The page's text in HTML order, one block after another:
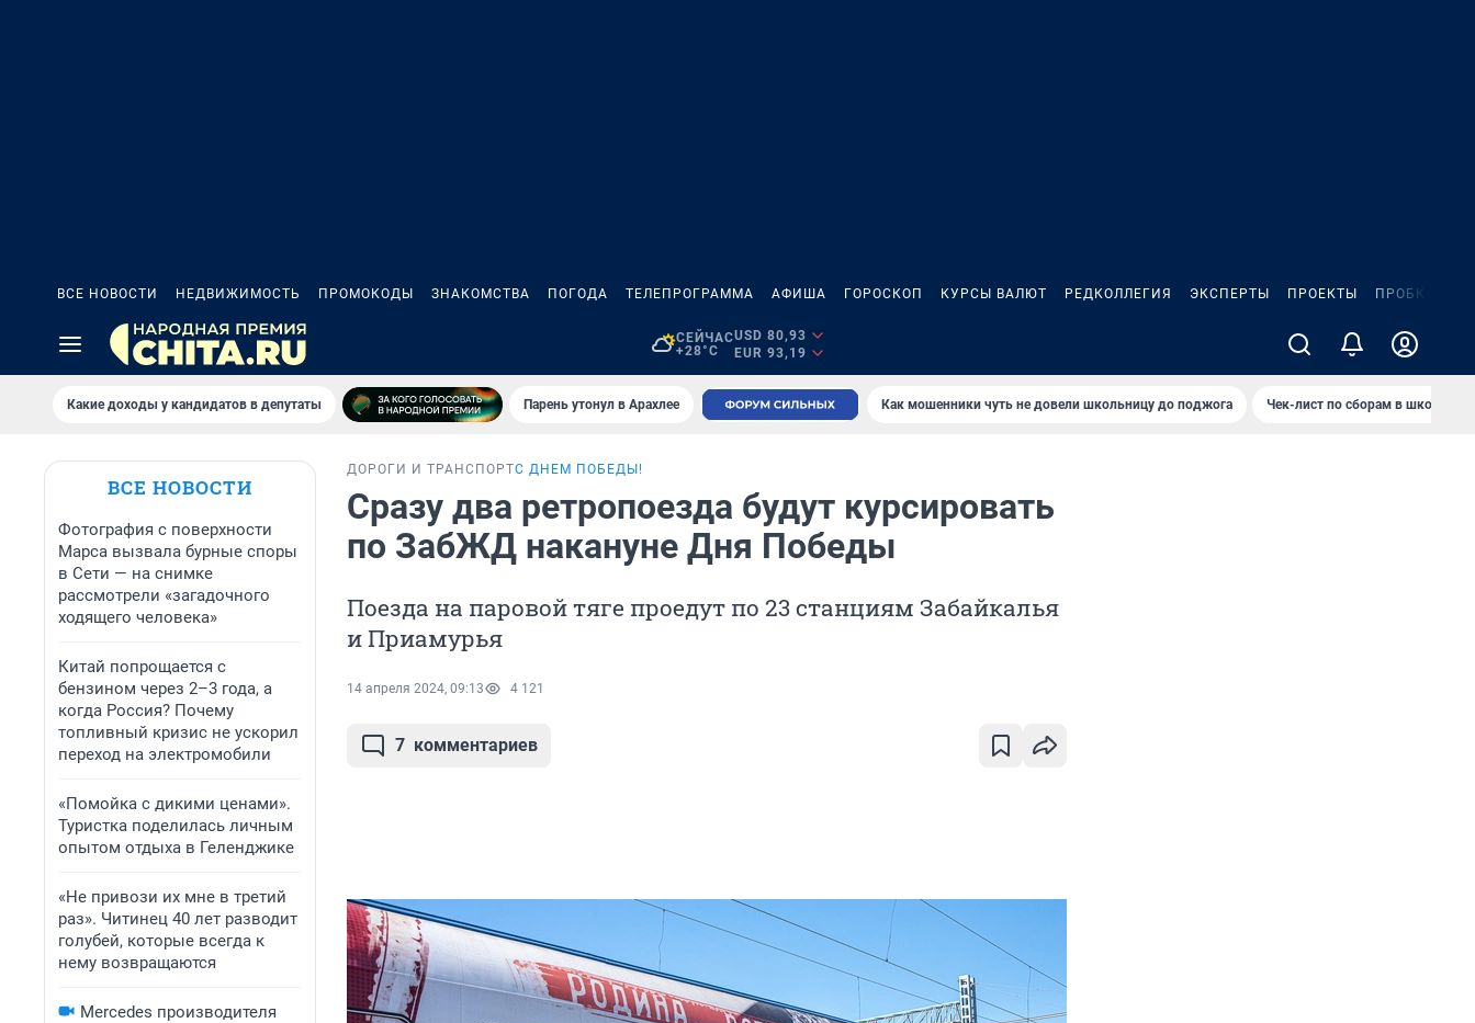
ВСЕ НОВОСТИ НЕДВИЖИМОСТЬ ПРОМОКОДЫ ЗНАКОМСТВА ПОГОДА ТЕЛЕПРОГРАММА АФИША ГОРОСКОП КУРСЫ ВАЛЮТ РЕДКОЛЛЕГИЯ ЭКСПЕРТЫ ПРОЕКТЫ ПРОБКИ
СЕЙЧАС
+28°C
USD 80,93
EUR 93,19
Какие доходы у кандидатов в депутаты Парень утонул в Арахлее Как мошенники чуть не довели школьницу до поджога Чек-лист по сборам в школу в
ВСЕ НОВОСТИ
Фотография с поверхности
Марса вызвала бурные споры
в Сети — на снимке
рассмотрели «загадочного
ходящего человека»
Китай попрощается с
бензином через 2–3 года, а
когда Россия? Почему
топливный кризис не ускорил
переход на электромобили
«Помойка с дикими ценами».
Туристка поделилась личным
опытом отдыха в Геленджике
«Не привози их мне в третий
раз». Читинец 40 лет разводит
голубей, которые всегда к
нему возвращаются
Mercedes производителя
ДОРОГИ И ТРАНСПОРТС ДНЕМ ПОБЕДЫ!
Сразу два ретропоезда будут курсировать
по ЗабЖД накануне Дня Победы
Поезда на паровой тяге проедут по 23 станциям Забайкалья
и Приамурья
14 апреля 2024, 09:13 4 121
7 комментариев